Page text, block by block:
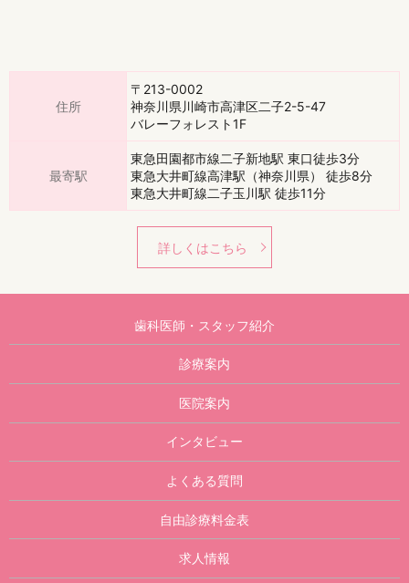
住所
〒213-0002
神奈川県川崎市高津区二子2-5-47
バレーフォレスト1F
最寄駅
東急田園都市線二子新地駅 東口徒歩3分
東急大井町線高津駅（神奈川県） 徒歩8分
東急大井町線二子玉川駅 徒歩11分
詳しくはこちら
歯科医師・スタッフ紹介
診療案内
医院案内
インタビュー
よくある質問
自由診療料金表
求人情報